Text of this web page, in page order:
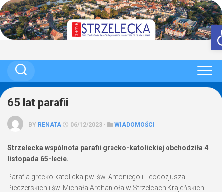
Skip
to
content
65 lat parafii
BY RENATA 06/12/2023 · WIADOMOŚCI
Strzelecka wspólnota parafii grecko-katolickiej obchodziła 4
listopada 65-lecie.
Parafia grecko-katolicka pw. św. Antoniego i Teodozjusza
Pieczerskich i św. Michała Archanioła w Strzelcach Krajeńskich